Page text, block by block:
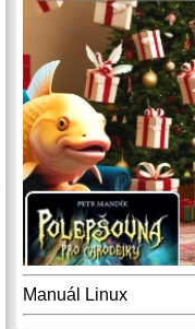
Manuál Linux